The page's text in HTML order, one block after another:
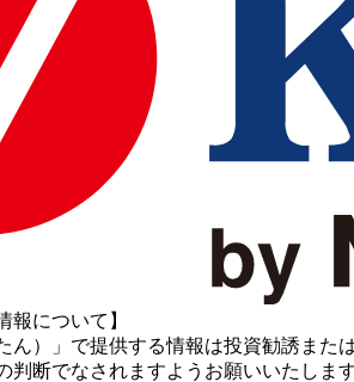
報について】
ん）」で提供する情報は投資勧誘また
判断でなされますようお願いいたします